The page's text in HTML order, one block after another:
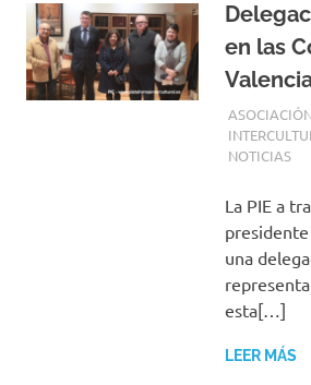
en las
11 ABRIL,
NOTICIAS
La PIE a
una
esta[…]
LEER MÁS